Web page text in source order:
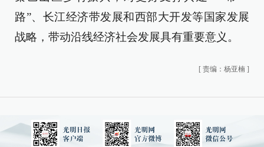
路”、长江经济带发展和西部大开发等国家发展
战略，带动沿线经济社会发展具有重要意义。
[ 责编：杨亚楠 ]